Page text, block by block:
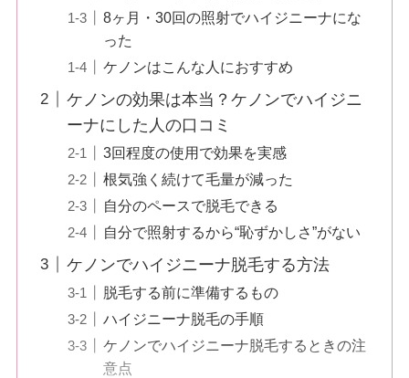
8ヶ月・30回の照射でハイジニーナにな
った
ケノンはこんな人におすすめ
ケノンの効果は本当？ケノンでハイジニ
ーナにした人の口コミ
3回程度の使用で効果を実感
根気強く続けて毛量が減った
自分のペースで脱毛できる
自分で照射するから“恥ずかしさ”がない
ケノンでハイジニーナ脱毛する方法
脱毛する前に準備するもの
ハイジニーナ脱毛の手順
ケノンでハイジニーナ脱毛するときの注
意点